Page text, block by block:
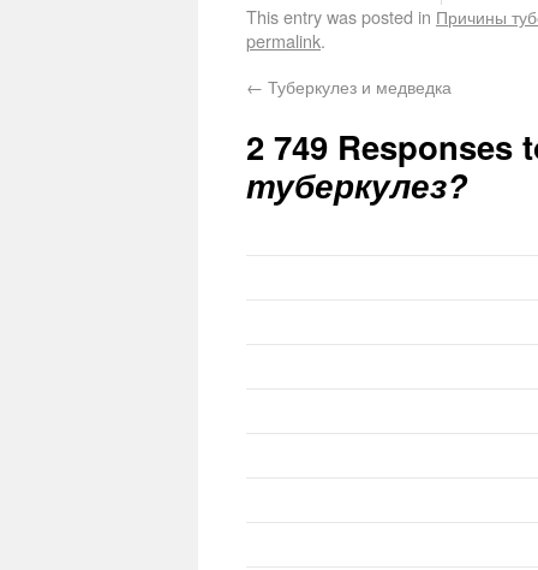
This entry was posted in Причины
permalink.
← Туберкулез и медведка
2 749 Responses
туберкулез?